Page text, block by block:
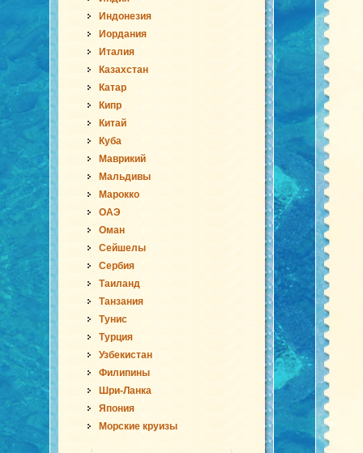
Индонезия
Иордания
Италия
Казахстан
Катар
Кипр
Китай
Куба
Маврикий
Мальдивы
Марокко
ОАЭ
Оман
Сейшелы
Сербия
Таиланд
Танзания
Тунис
Турция
Узбекистан
Филипины
Шри-Ланка
Япония
Морские круизы